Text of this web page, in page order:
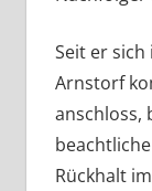
Seit er sich
Arnstorf
anschloss,
Rückhalt